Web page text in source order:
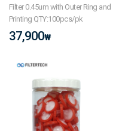
Filter 0.45um with Outer Ring and
Printing QTY:100pcs/pk
37,900₩